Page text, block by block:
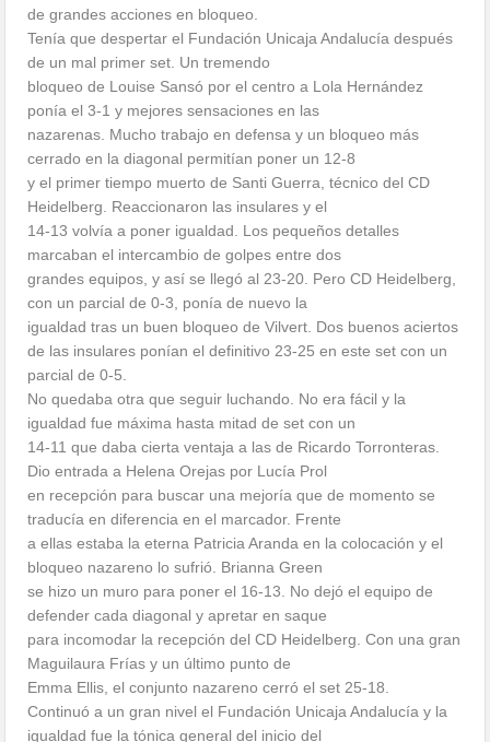
de grandes acciones en bloqueo.
Tenía que despertar el Fundación Unicaja Andalucía después
de un mal primer set. Un tremendo
bloqueo de Louise Sansó por el centro a Lola Hernández
ponía el 3-1 y mejores sensaciones en las
nazarenas. Mucho trabajo en defensa y un bloqueo más
cerrado en la diagonal permitían poner un 12-8
y el primer tiempo muerto de Santi Guerra, técnico del CD
Heidelberg. Reaccionaron las insulares y el
14-13 volvía a poner igualdad. Los pequeños detalles
marcaban el intercambio de golpes entre dos
grandes equipos, y así se llegó al 23-20. Pero CD Heidelberg,
con un parcial de 0-3, ponía de nuevo la
igualdad tras un buen bloqueo de Vilvert. Dos buenos aciertos
de las insulares ponían el definitivo 23-25 en este set con un
parcial de 0-5.
No quedaba otra que seguir luchando. No era fácil y la
igualdad fue máxima hasta mitad de set con un
14-11 que daba cierta ventaja a las de Ricardo Torronteras.
Dio entrada a Helena Orejas por Lucía Prol
en recepción para buscar una mejoría que de momento se
traducía en diferencia en el marcador. Frente
a ellas estaba la eterna Patricia Aranda en la colocación y el
bloqueo nazareno lo sufrió. Brianna Green
se hizo un muro para poner el 16-13. No dejó el equipo de
defender cada diagonal y apretar en saque
para incomodar la recepción del CD Heidelberg. Con una gran
Maguilaura Frías y un último punto de
Emma Ellis, el conjunto nazareno cerró el set 25-18.
Continuó a un gran nivel el Fundación Unicaja Andalucía y la
igualdad fue la tónica general del inicio del